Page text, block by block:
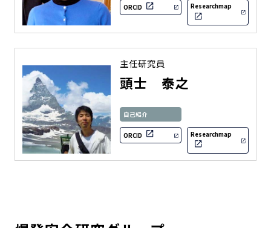
ORCID Researchmap
主任研究員
頭士 泰之
自己紹介
ORCID Researchmap